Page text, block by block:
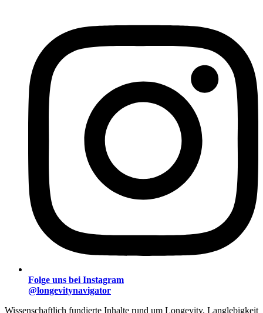
Folge uns bei Instagram
@longevitynavigator
Wissenschaftlich fundierte Inhalte rund um Longevity, Langlebigkeit